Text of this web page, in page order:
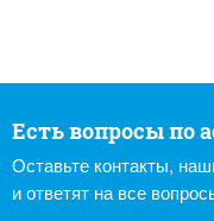
Есть вопросы по
Оставьте контакты,
и ответят на все